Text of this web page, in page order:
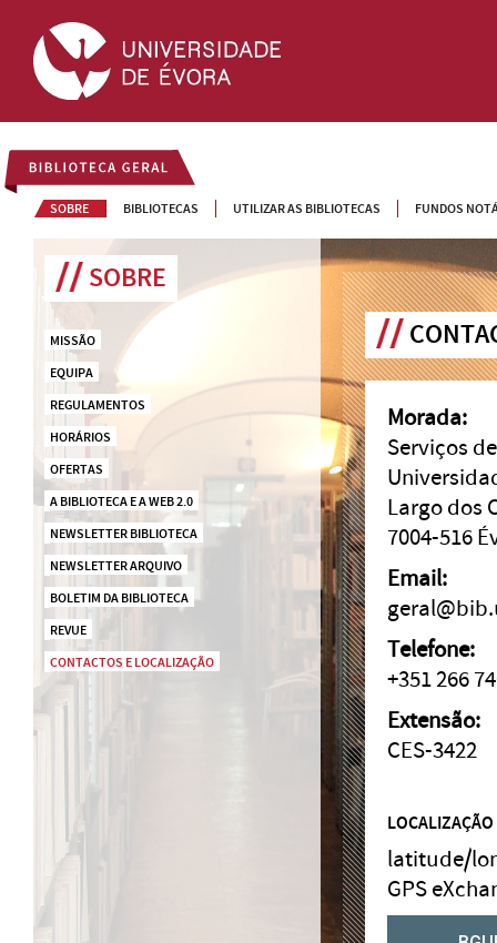
BIBLIOTECA GERAL
SOBRE BIBLIOTECAS UTILIZAR AS BIBLIOTECAS FUNDOS
SOBRE
MISSÃO
EQUIPA
REGULAMENTOS
HORÁRIOS
OFERTAS
A BIBLIOTECA E A WEB 2.0
NEWSLETTER BIBLIOTECA
NEWSLETTER ARQUIVO
BOLETIM DA BIBLIOTECA
REVUE
CONTACTOS E LOCALIZAÇÃO
Morada:
Serviços
Largo dos
7004-516
Email:
Telefone:
+351 266
Extensão:
CES-3422
LOCALIZAÇÃO
latitude/
GPS